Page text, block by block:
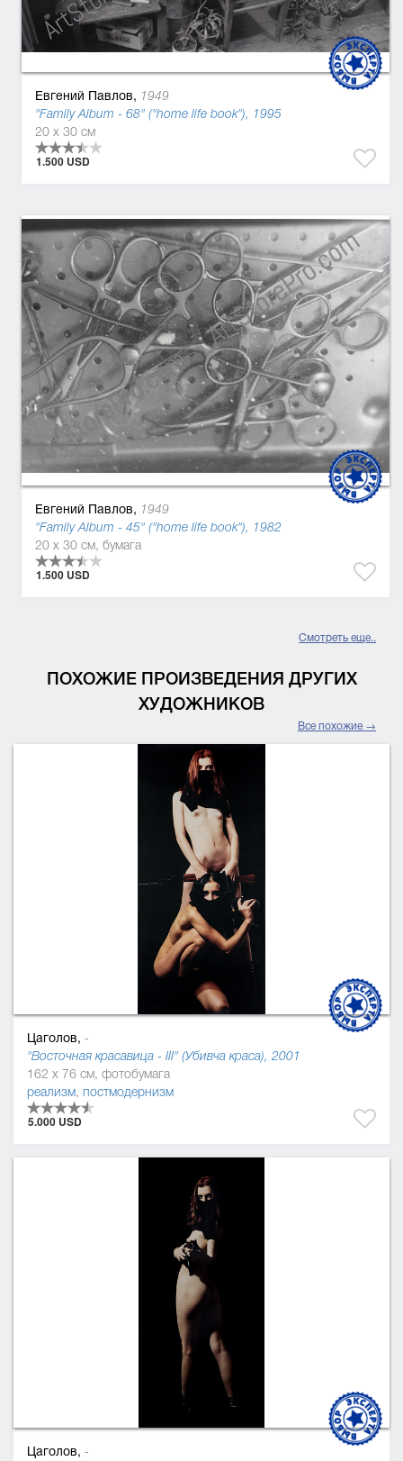
Евгений Павлов, 1949
"Family Album - 68" ("home life book"), 1995
20 x 30 см
1.500 USD
Евгений Павлов, 1949
"Family Album - 45" ("home life book"), 1982
20 x 30 см, бумага
1.500 USD
Смотреть еще..
ПОХОЖИЕ ПРОИЗВЕДЕНИЯ ДРУГИХ
ХУДОЖНИКОВ
Все похожие →
Цаголов, -
"Восточная красавица - ІІІ" (Убивча краса), 2001
162 x 76 см, фотобумага
реализм, постмодернизм
5.000 USD
Цаголов, -